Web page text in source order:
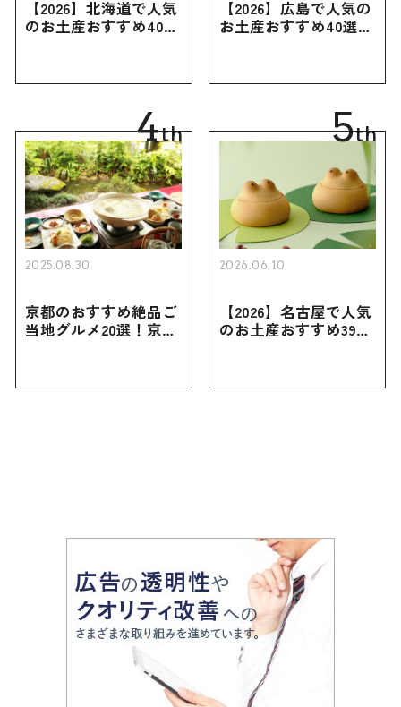
【2026】北海道で人気
のお土産おすすめ40選
買えない限定品、女性
【2026】広島で人気の
お土産おすすめ40選｜
き用、女性向けまで幅
4th
2025.08.30
京都のおすすめ絶品ご
当地グルメ20選！京都
5th
2026.06.10
【2026】名古屋で人気
のお土産おすすめ39選
お土産・ばらまき用ま